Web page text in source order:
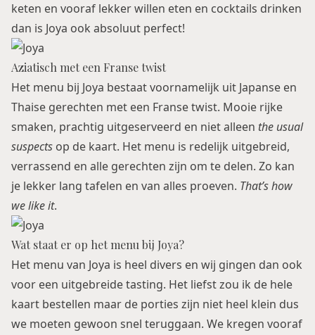
keten en vooraf lekker willen eten en cocktails drinken
dan is Joya ook absoluut perfect!
Aziatisch met een Franse twist
Het menu bij Joya bestaat voornamelijk uit Japanse en
Thaise gerechten met een Franse twist. Mooie rijke
smaken, prachtig uitgeserveerd en niet alleen the usual
suspects op de kaart. Het menu is redelijk uitgebreid,
verrassend en alle gerechten zijn om te delen. Zo kan
je lekker lang tafelen en van alles proeven. That’s how
we like it.
Wat staat er op het menu bij Joya?
Het menu van Joya is heel divers en wij gingen dan ook
voor een uitgebreide tasting. Het liefst zou ik de hele
kaart bestellen maar de porties zijn niet heel klein dus
we moeten gewoon snel teruggaan. We kregen vooraf